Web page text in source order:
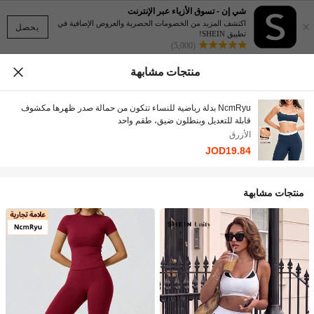
يحصل ×
شي إن - تسوق الأزياء عبر الإنترنت
اكتشف المزيد من الخصومات الحصرية والعروض الإضافية في
تطبيق SHEIN!
(5,000)
منتجات مشابهة
NcmRyu بدلة رياضية للنساء تتكون من حمالة صدر ظهرها مكشوف
قابلة للتعديل وبنطلون ضيق، طقم واحد
الأزرق
JOD19.84
منتجات مشابهة